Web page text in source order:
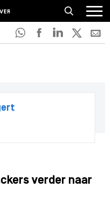
schuift trackers verder naar de
verder naar